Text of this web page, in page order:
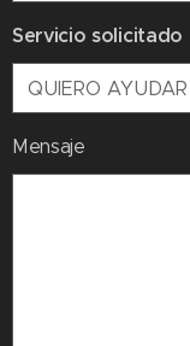
Servicio solicitado
Mensaje